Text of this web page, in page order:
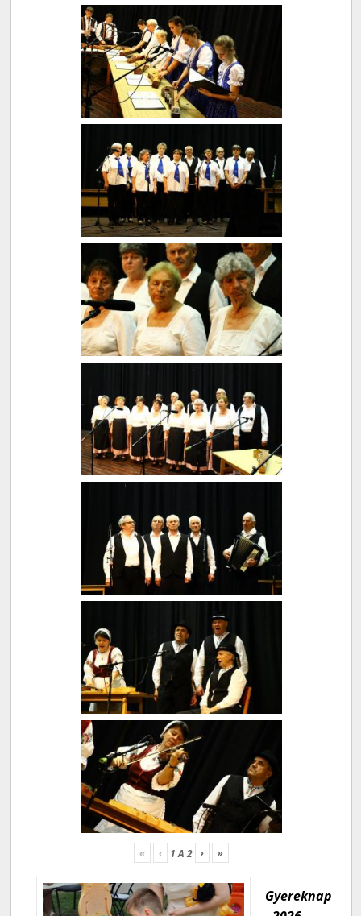
« ‹ 1A2 › »
Gyereknap